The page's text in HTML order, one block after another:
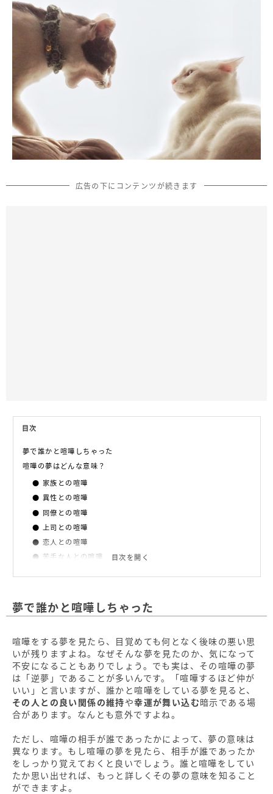
広告の下にコンテンツが続きます
目次
夢で誰かと喧嘩しちゃった
喧嘩の夢はどんな意味？
家族との喧嘩
異性との喧嘩
同僚との喧嘩
上司との喧嘩
恋人との喧嘩
苦手な人との喧嘩
おわりに
目次を開く
夢で誰かと喧嘩しちゃった
喧嘩をする夢を見たら、目覚めても何となく後味の悪い思
いが残りますよね。なぜそんな夢を見たのか、気になって
不安になることもありでしょう。でも実は、その喧嘩の夢
は「逆夢」であることが多いんです。「喧嘩するほど仲が
いい」と言いますが、誰かと喧嘩をしている夢を見ると、
その人との良い関係の維持や幸運が舞い込む暗示である場
合があります。なんとも意外ですよね。
ただし、喧嘩の相手が誰であったかによって、夢の意味は
異なります。もし喧嘩の夢を見たら、相手が誰であったか
をしっかり覚えておくと良いでしょう。誰と喧嘩をしてい
たか思い出せれば、もっと詳しくその夢の意味を知ること
ができますよ。